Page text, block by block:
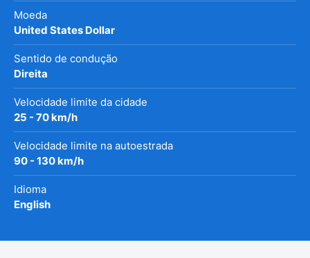
Moeda
United States Dollar
Sentido de condução
Direita
Velocidade limite da cidade
25 - 70 km/h
Velocidade limite na autoestrada
90 - 130 km/h
Idioma
English